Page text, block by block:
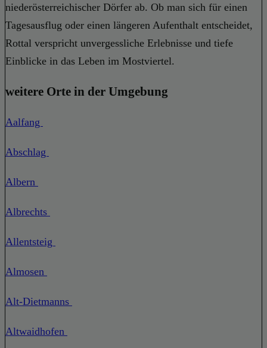
niederösterreichischer Dörfer ab. Ob man sich für einen
Tagesausflug oder einen längeren Aufenthalt entscheidet,
Rottal verspricht unvergessliche Erlebnisse und tiefe
Einblicke in das Leben im Mostviertel.
weitere Orte in der Umgebung
Aalfang
Abschlag
Albern
Albrechts
Allentsteig
Almosen
Alt-Dietmanns
Altwaidhofen